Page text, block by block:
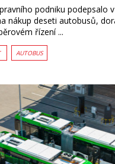
podniku podepsalo
nákup deseti autobusů,
řízení ...
AUTOBUS